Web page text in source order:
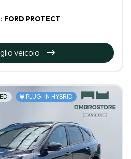
FORD PROTECT
veicolo
PLUG-IN HYBRID